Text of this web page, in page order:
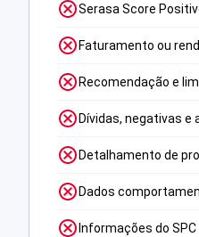
Serasa Score
Faturamento ou
Recomendação e
Dívidas, negativas e
Detalhamento de
Dados
Informações do SPC